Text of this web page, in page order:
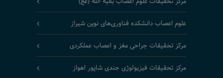
علوم اعصاب دانشکده فناوری‌های نوین شیراز
مرکز تحقیقات جراحی مغز و اعصاب عملکردی
مرکز تحقیقات فیزیولوژی جندی شاپور اهواز